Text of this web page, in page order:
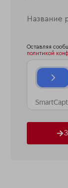
Оставляя
политикой